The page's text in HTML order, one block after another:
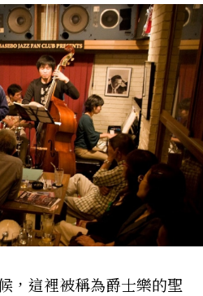
，這裡被稱為爵士樂的聖